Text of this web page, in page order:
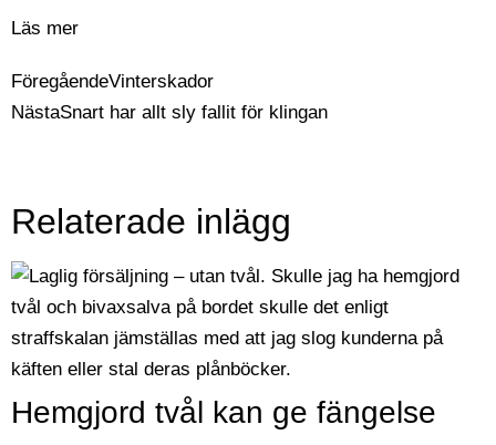
Läs mer
FöregåendeVinterskador
NästaSnart har allt sly fallit för klingan
Relaterade inlägg
Hemgjord tvål kan ge fängelse